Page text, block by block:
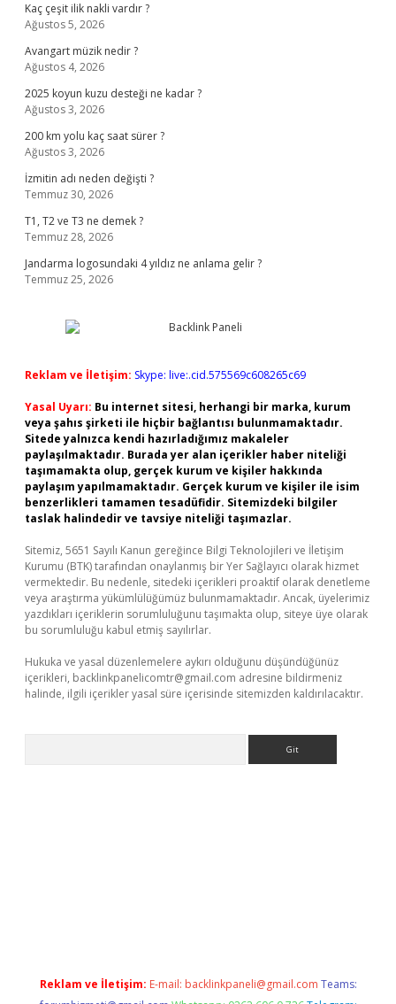
Kaç çeşit ilik nakli vardır ?
Ağustos 5, 2026
Avangart müzik nedir ?
Ağustos 4, 2026
2025 koyun kuzu desteği ne kadar ?
Ağustos 3, 2026
200 km yolu kaç saat sürer ?
Ağustos 3, 2026
İzmitin adı neden değişti ?
Temmuz 30, 2026
T1, T2 ve T3 ne demek ?
Temmuz 28, 2026
Jandarma logosundaki 4 yıldız ne anlama gelir ?
Temmuz 25, 2026
Reklam ve İletişim: Skype: live:.cid.575569c608265c69
Yasal Uyarı: Bu internet sitesi, herhangi bir marka, kurum
veya şahıs şirketi ile hiçbir bağlantısı bulunmamaktadır.
Sitede yalnızca kendi hazırladığımız makaleler
paylaşılmaktadır. Burada yer alan içerikler haber niteliği
taşımamakta olup, gerçek kurum ve kişiler hakkında
paylaşım yapılmamaktadır. Gerçek kurum ve kişiler ile isim
benzerlikleri tamamen tesadüfidir. Sitemizdeki bilgiler
taslak halindedir ve tavsiye niteliği taşımazlar.
Sitemiz, 5651 Sayılı Kanun gereğince Bilgi Teknolojileri ve İletişim
Kurumu (BTK) tarafından onaylanmış bir Yer Sağlayıcı olarak hizmet
vermektedir. Bu nedenle, sitedeki içerikleri proaktif olarak denetleme
veya araştırma yükümlülüğümüz bulunmamaktadır. Ancak, üyelerimiz
yazdıkları içeriklerin sorumluluğunu taşımakta olup, siteye üye olarak
bu sorumluluğu kabul etmiş sayılırlar.
Hukuka ve yasal düzenlemelere aykırı olduğunu düşündüğünüz
içerikleri, backlinkpanelicomtr@gmail.com adresine bildirmeniz
halinde, ilgili içerikler yasal süre içerisinde sitemizden kaldırılacaktır.
Reklam ve İletişim: E-mail: backlinkpaneli@gmail.com Teams: